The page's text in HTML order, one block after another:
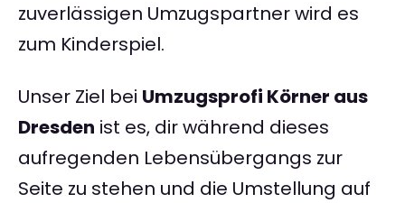
zuverlässigen Umzugspartner wird es
zum Kinderspiel.
Unser Ziel bei Umzugsprofi Körner aus
Dresden ist es, dir während dieses
aufregenden Lebensübergangs zur
Seite zu stehen und die Umstellung auf